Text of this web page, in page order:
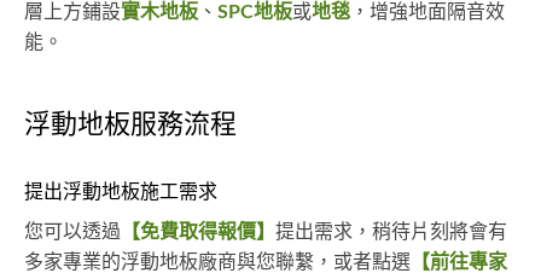
層上方鋪設實木地板 、 SPC地板或地毯 ，增強地面隔音效
能。
浮動地板服務流程
提出浮動地板施工需求
您可以透過 【免費取得報價】 提出需求，稍待片刻將會有
多家專業的浮動地板廠商與您聯繫，或者點選 【前往專家